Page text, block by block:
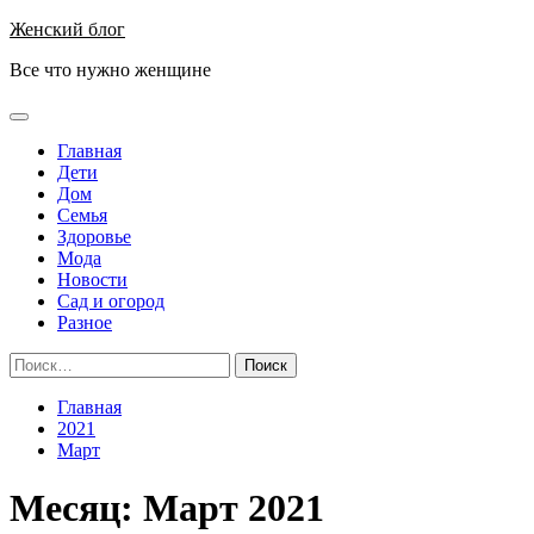
Перейти
содержимому
Женский блог
Все что нужно женщине
Основное
Главная
Дети
Дом
Семья
Здоровье
Мода
Новости
Сад и огород
Разное
Найти:
Главная
2021
Март
Месяц: Март 2021